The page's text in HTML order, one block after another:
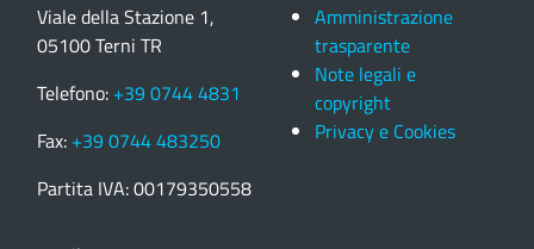
Viale della Stazione 1,
05100 Terni TR
Telefono: +39 0744 4831
Fax: +39 0744 483250
Partita IVA: 00179350558
Amministrazione
trasparente
Note legali e
copyright
Privacy e Cookies